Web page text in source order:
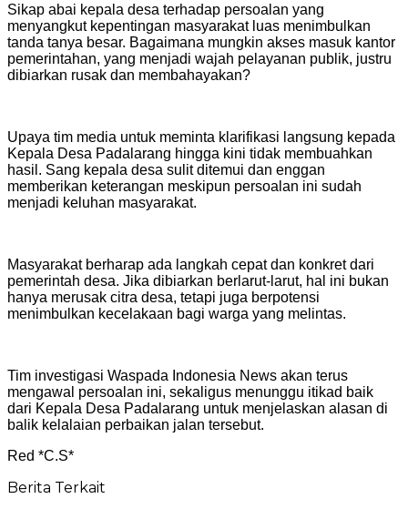
Sikap abai kepala desa terhadap persoalan yang
menyangkut kepentingan masyarakat luas menimbulkan
tanda tanya besar. Bagaimana mungkin akses masuk kantor
pemerintahan, yang menjadi wajah pelayanan publik, justru
dibiarkan rusak dan membahayakan?
Upaya tim media untuk meminta klarifikasi langsung kepada
Kepala Desa Padalarang hingga kini tidak membuahkan
hasil. Sang kepala desa sulit ditemui dan enggan
memberikan keterangan meskipun persoalan ini sudah
menjadi keluhan masyarakat.
Masyarakat berharap ada langkah cepat dan konkret dari
pemerintah desa. Jika dibiarkan berlarut-larut, hal ini bukan
hanya merusak citra desa, tetapi juga berpotensi
menimbulkan kecelakaan bagi warga yang melintas.
Tim investigasi Waspada Indonesia News akan terus
mengawal persoalan ini, sekaligus menunggu itikad baik
dari Kepala Desa Padalarang untuk menjelaskan alasan di
balik kelalaian perbaikan jalan tersebut.
Red *C.S*
Berita Terkait